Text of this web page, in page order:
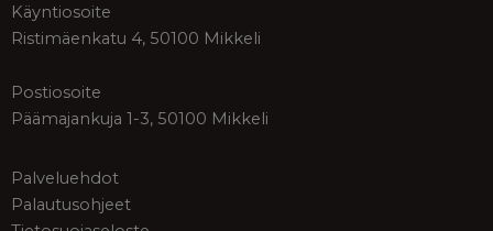
Käyntiosoite
Ristimäenkatu 4, 50100 Mikkeli
Postiosoite
Päämajankuja 1-3, 50100 Mikkeli
Palveluehdot
Palautusohjeet